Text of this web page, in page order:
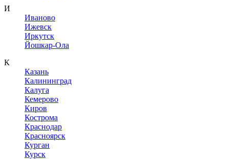
И
Иваново
Ижевск
Иркутск
Йошкар-Ола
К
Казань
Калининград
Калуга
Кемерово
Киров
Кострома
Краснодар
Красноярск
Курган
Курск